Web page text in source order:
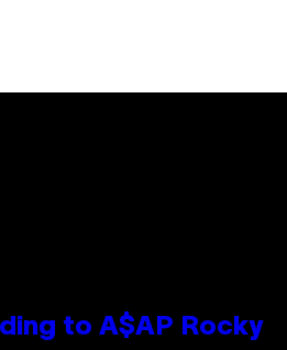
to A$AP Rocky